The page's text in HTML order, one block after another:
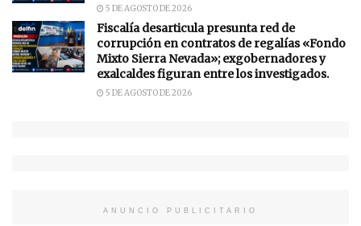
5 DE AGOSTO DE 2026
Fiscalía desarticula presunta red de
corrupción en contratos de regalías «Fondo
Mixto Sierra Nevada»; exgobernadores y
exalcaldes figuran entre los investigados.
5 DE AGOSTO DE 2026
ANUNCIO PUBLICITARIO